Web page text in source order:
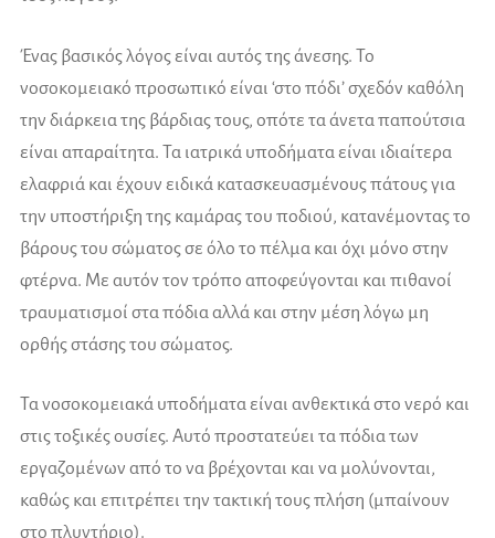
Ένας βασικός λόγος είναι αυτός της άνεσης. Το
νοσοκομειακό προσωπικό είναι ‘στο πόδι’ σχεδόν καθόλη
την διάρκεια της βάρδιας τους, οπότε τα άνετα παπούτσια
είναι απαραίτητα. Τα ιατρικά υποδήματα είναι ιδιαίτερα
ελαφριά και έχουν ειδικά κατασκευασμένους πάτους για
την υποστήριξη της καμάρας του ποδιού, κατανέμοντας το
βάρους του σώματος σε όλο το πέλμα και όχι μόνο στην
φτέρνα. Με αυτόν τον τρόπο αποφεύγονται και πιθανοί
τραυματισμοί στα πόδια αλλά και στην μέση λόγω μη
ορθής στάσης του σώματος.
Τα νοσοκομειακά υποδήματα είναι ανθεκτικά στο νερό και
στις τοξικές ουσίες. Αυτό προστατεύει τα πόδια των
εργαζομένων από το να βρέχονται και να μολύνονται,
καθώς και επιτρέπει την τακτική τους πλήση (μπαίνουν
στο πλυντήριο).